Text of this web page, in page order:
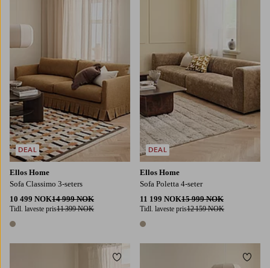
Ellos Home
Sofa Classimo 3-seters
10 499 NOK14 999 NOK
Tidl. laveste pris11 399 NOK
1 farge
DEAL
Ellos Home
Sofa Poletta 4-seter
11 199 NOK15 999 NOK
Tidl. laveste pris12 159 NOK
1 farge
DEAL
Legg til favoritter